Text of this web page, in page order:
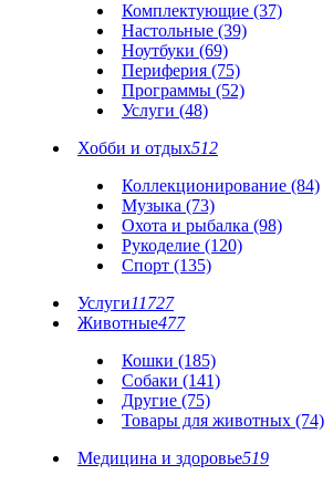
Комплектующие (37)
Настольные (39)
Ноутбуки (69)
Периферия (75)
Программы (52)
Услуги (48)
Хобби и отдых512
Коллекционирование (84)
Музыка (73)
Охота и рыбалка (98)
Рукоделие (120)
Спорт (135)
Услуги11727
Животные477
Кошки (185)
Собаки (141)
Другие (75)
Товары для животных (74)
Медицина и здоровье519